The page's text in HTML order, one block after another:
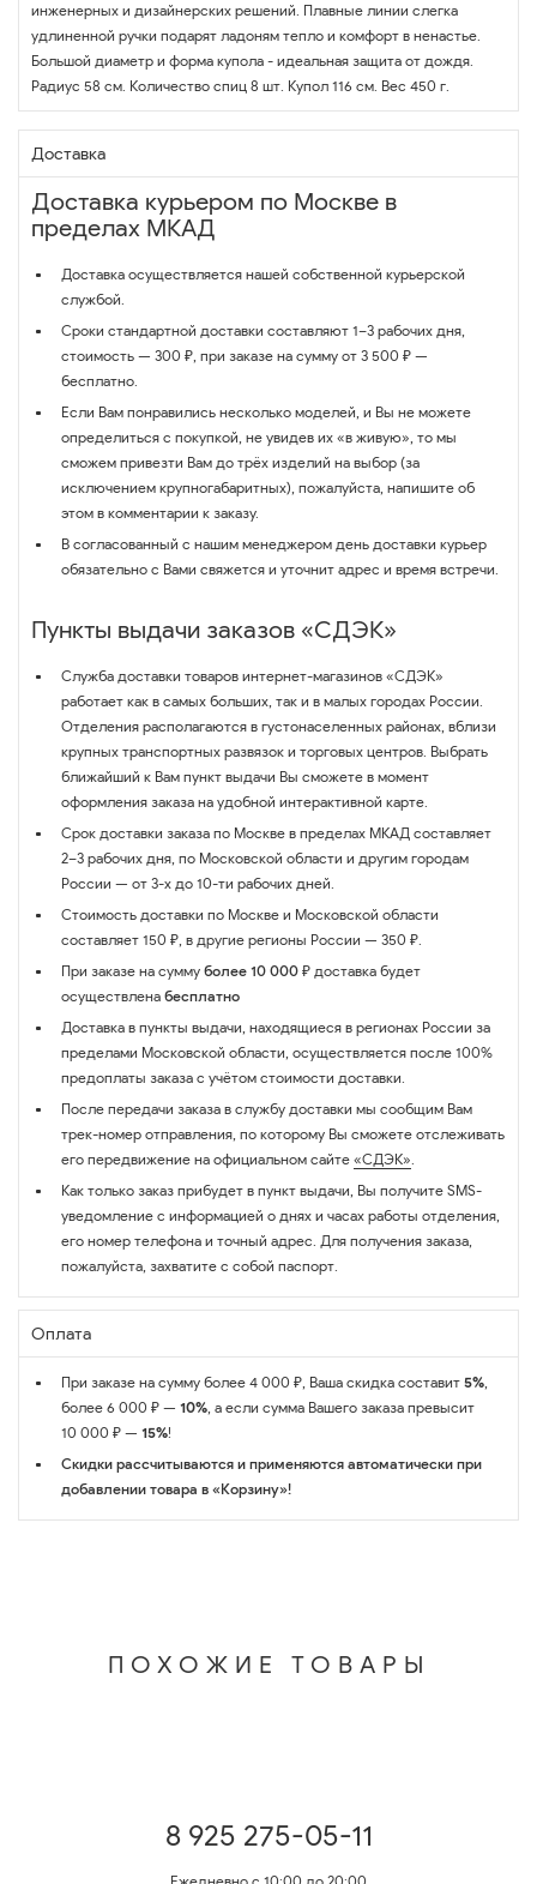
инженерных и дизайнерских решений. Плавные линии слегка
удлиненной ручки подарят ладоням тепло и комфорт в ненастье.
Большой диаметр и форма купола - идеальная защита от дождя.
Радиус 58 см. Количество спиц 8 шт. Купол 116 см. Вес 450 г.
Доставка
Доставка курьером по Москве в
пределах МКАД
Доставка осуществляется нашей собственной курьерской
службой.
Сроки стандартной доставки составляют 1–3 рабочих дня,
стоимость — 300 ₽, при заказе на сумму от 3 500 ₽ —
бесплатно.
Если Вам понравились несколько моделей, и Вы не можете
определиться с покупкой, не увидев их «в живую», то мы
сможем привезти Вам до трёх изделий на выбор (за
исключением крупногабаритных), пожалуйста, напишите об
этом в комментарии к заказу.
В согласованный с нашим менеджером день доставки курьер
обязательно с Вами свяжется и уточнит адрес и время встречи.
Пункты выдачи заказов «СДЭК»
Служба доставки товаров интернет-магазинов «СДЭК»
работает как в самых больших, так и в малых городах России.
Отделения располагаются в густонаселенных районах, вблизи
крупных транспортных развязок и торговых центров. Выбрать
ближайший к Вам пункт выдачи Вы сможете в момент
оформления заказа на удобной интерактивной карте.
Срок доставки заказа по Москве в пределах МКАД составляет
2–3 рабочих дня, по Московской области и другим городам
России — от 3-х до 10-ти рабочих дней.
Стоимость доставки по Москве и Московской области
составляет 150 ₽, в другие регионы России — 350 ₽.
При заказе на сумму более 10 000 ₽ доставка будет
осуществлена бесплатно
Доставка в пункты выдачи, находящиеся в регионах России за
пределами Московской области, осуществляется после 100%
предоплаты заказа с учётом стоимости доставки.
После передачи заказа в службу доставки мы сообщим Вам
трек-номер отправления, по которому Вы сможете отслеживать
его передвижение на официальном сайте «СДЭК».
Как только заказ прибудет в пункт выдачи, Вы получите SMS-
уведомление с информацией о днях и часах работы отделения,
его номер телефона и точный адрес. Для получения заказа,
пожалуйста, захватите с собой паспорт.
Оплата
При заказе на сумму более 4 000 ₽, Ваша скидка составит 5%,
более 6 000 ₽ — 10%, а если сумма Вашего заказа превысит
10 000 ₽ — 15%!
Скидки рассчитываются и применяются автоматически при
добавлении товара в «Корзину»!
ПОХОЖИЕ ТОВАРЫ
8 925 275-05-11